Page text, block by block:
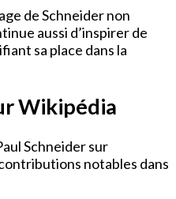
de Schneider non
aussi d’inspirer de
sa place dans la
Wikipédia
Schneider sur
notables dans